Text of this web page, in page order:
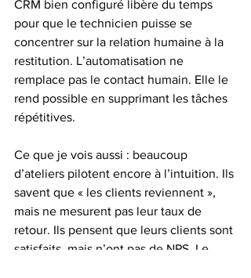
CRM bien configuré libère du temps
pour que le technicien puisse se
concentrer sur la relation humaine à la
restitution. L’automatisation ne
remplace pas le contact humain. Elle le
rend possible en supprimant les tâches
répétitives.
Ce que je vois aussi : beaucoup
d’ateliers pilotent encore à l’intuition. Ils
savent que « les clients reviennent »,
mais ne mesurent pas leur taux de
retour. Ils pensent que leurs clients sont
satisfaits, mais n’ont pas de NPS. Le